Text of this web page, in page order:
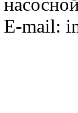
E-mail: